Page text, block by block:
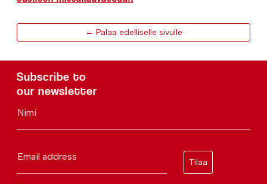
← Palaa edelliselle sivulle
Subscribe to
our newsletter
Nimi
Email address
Tilaa